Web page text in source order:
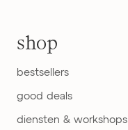
shop
bestsellers
good deals
diensten & workshops